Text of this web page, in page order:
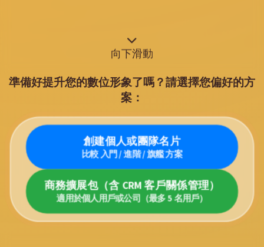
向下滑動
準備好提升您的數位形象了嗎？請選擇您偏好的方
案：
創建個人或團隊名片
比較 入門 / 進階 / 旗艦 方案
商務擴展包（含 CRM 客戶關係管理）
適用於個人用戶或公司（最多 5 名用戶）